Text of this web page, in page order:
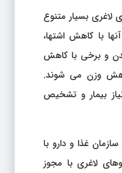
لاغری بسیار متنوع
با کاهش اشتها،
و برخی با کاهش
وزن می شوند.
بیمار و تشخیص
غذا و دارو با
لاغری با مجوز